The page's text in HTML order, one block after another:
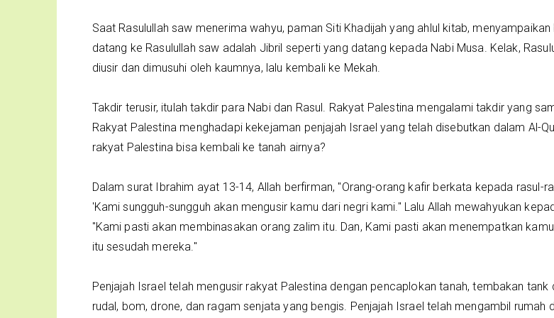
Saat Rasulullah saw menerima wahyu, paman Siti Khadijah yang ahlul kitab,
datang ke Rasulullah saw adalah Jibril seperti yang datang kepada Nabi Musa. Kelak,
diusir dan dimusuhi oleh kaumnya, lalu kembali ke Mekah.
Takdir terusir, itulah takdir para Nabi dan Rasul. Rakyat Palestina mengalami takdir yang
Rakyat Palestina menghadapi kekejaman penjajah Israel yang telah disebutkan dalam Al-
rakyat Palestina bisa kembali ke tanah airnya?
Dalam surat Ibrahim ayat 13-14, Allah berfirman, "Orang-orang kafir berkata kepada rasul-
'Kami sungguh-sungguh akan mengusir kamu dari negri kami." Lalu Allah mewahyukan
"Kami pasti akan membinasakan orang zalim itu. Dan, Kami pasti akan menempatkan
itu sesudah mereka."
Penjajah Israel telah mengusir rakyat Palestina dengan pencaplokan tanah, tembakan tank
rudal, bom, drone, dan ragam senjata yang bengis. Penjajah Israel telah mengambil rumah